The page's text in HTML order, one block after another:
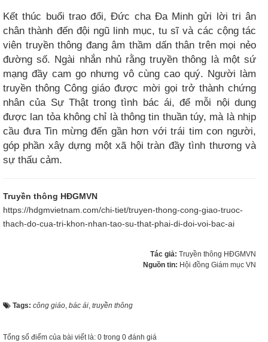
Kết thúc buổi trao đổi, Đức cha Đa Minh gửi lời tri ân
chân thành đến đội ngũ linh mục, tu sĩ và các cộng tác
viên truyền thông đang âm thầm dấn thân trên mọi nẻo
đường số. Ngài nhắn nhủ rằng truyền thông là một sứ
mạng đầy cam go nhưng vô cùng cao quý. Người làm
truyền thông Công giáo được mời gọi trở thành chứng
nhân của Sự Thật trong tình bác ái, để mỗi nội dung
được lan tỏa không chỉ là thông tin thuần túy, mà là nhịp
cầu đưa Tin mừng đến gần hơn với trái tim con người,
góp phần xây dựng một xã hội tràn đầy tình thương và
sự thấu cảm.
Truyền thông HĐGMVN
https://hdgmvietnam.com/chi-tiet/truyen-thong-cong-giao-truoc-
thach-do-cua-tri-khon-nhan-tao-su-that-phai-di-doi-voi-bac-ai
Tác giả: Truyền thông HĐGMVN
Nguồn tin: Hội đồng Giám mục VN
Tags: công giáo, bác ái, truyền thông
Tổng số điểm của bài viết là: 0 trong 0 đánh giá